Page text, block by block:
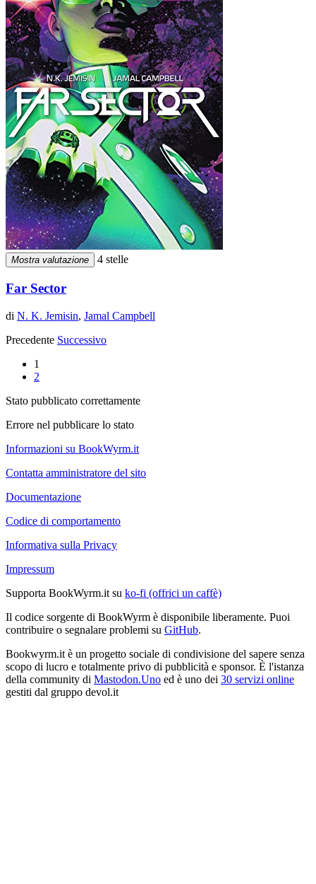
Mostra valutazione 4 stelle
Far Sector
di N. K. Jemisin, Jamal Campbell
Precedente Successivo
1
2
Stato pubblicato correttamente
Errore nel pubblicare lo stato
Informazioni su BookWyrm.it
Contatta amministratore del sito
Documentazione
Codice di comportamento
Informativa sulla Privacy
Impressum
Supporta BookWyrm.it su ko-fi (offrici un caffè)
Il codice sorgente di BookWyrm è disponibile liberamente. Puoi
contribuire o segnalare problemi su GitHub.
Bookwyrm.it è un progetto sociale di condivisione del sapere senza
scopo di lucro e totalmente privo di pubblicità e sponsor. È l'istanza
della community di Mastodon.Uno ed è uno dei 30 servizi online
gestiti dal gruppo devol.it